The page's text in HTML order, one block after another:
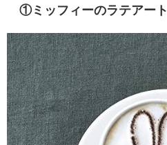
①ミッフィーのラテアート